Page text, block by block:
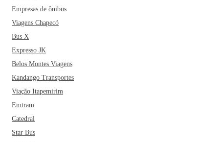
Empresas de ônibus
Viagens Chapecó
Bus X
Expresso JK
Belos Montes Viagens
Kandango Transportes
Viação Itapemirim
Emtram
Catedral
Star Bus